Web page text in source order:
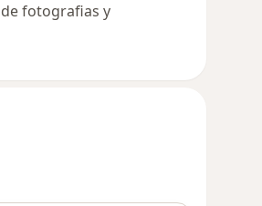
fotografias y